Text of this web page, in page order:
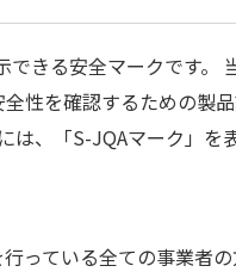
きる安全マークです。
性を確認するための製
は、「S-JQAマーク」を
ている全ての事業者の